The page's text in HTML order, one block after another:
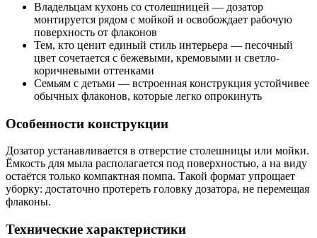
Владельцам кухонь со столешницей — дозатор
монтируется рядом с мойкой и освобождает рабочую
поверхность от флаконов
Тем, кто ценит единый стиль интерьера — песочный
цвет сочетается с бежевыми, кремовыми и светло-
коричневыми оттенками
Семьям с детьми — встроенная конструкция устойчивее
обычных флаконов, которые легко опрокинуть
Особенности конструкции
Дозатор устанавливается в отверстие столешницы или мойки.
Ёмкость для мыла располагается под поверхностью, а на виду
остаётся только компактная помпа. Такой формат упрощает
уборку: достаточно протереть головку дозатора, не перемещая
флаконы.
Технические характеристики